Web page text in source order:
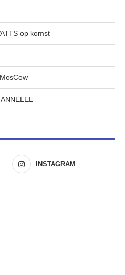
op komst
INSTAGRAM